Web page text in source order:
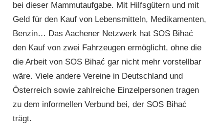
bei dieser Mammutaufgabe. Mit Hilfsgütern und mit
Geld für den Kauf von Lebensmitteln, Medikamenten,
Benzin… Das Aachener Netzwerk hat SOS Bihać
den Kauf von zwei Fahrzeugen ermöglicht, ohne die
die Arbeit von SOS Bihać gar nicht mehr vorstellbar
wäre. Viele andere Vereine in Deutschland und
Österreich sowie zahlreiche Einzel­personen tragen
zu dem informellen Verbund bei, der SOS Bihać
trägt.